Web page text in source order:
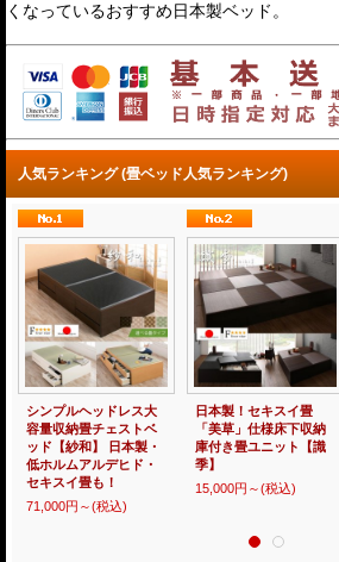
くなっているおすすめ日本製ベッド。
人気ランキング (畳ベッド人気ランキング)
シンプルヘッドレス大
容量収納畳チェストベ
ッド【紗和】 日本製・
低ホルムアルデヒド・
セキスイ畳も！
71,000円～(税込)
日本製！セキスイ畳
「美草」仕様床下収納
庫付き畳ユニット【識
季】
15,000円～(税込)